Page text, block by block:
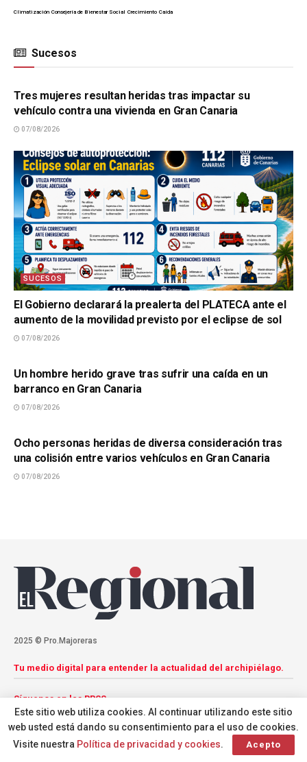
Climatización Consejería de Bienestar Social Crecimiento Caída
Sucesos
SUCESOS
Tres mujeres resultan heridas tras impactar su
vehículo contra una vivienda en Gran Canaria
07/08/2026
SUCESOS
El Gobierno declarará la prealerta del PLATECA ante el
aumento de la movilidad previsto por el eclipse de sol
07/08/2026
Un hombre herido grave tras sufrir una caída en un
barranco en Gran Canaria
07/08/2026
Ocho personas heridas de diversa consideración tras
una colisión entre varios vehículos en Gran Canaria
07/08/2026
2025 © Pro.Majoreras
Tu medio digital para entender la actualidad del archipiélago.
Síguenos en las RRSS
Este sitio web utiliza cookies. Al continuar utilizando este sitio
web usted está dando su consentimiento para el uso de cookies.
Visite nuestra Política de privacidad y cookies. Acepto